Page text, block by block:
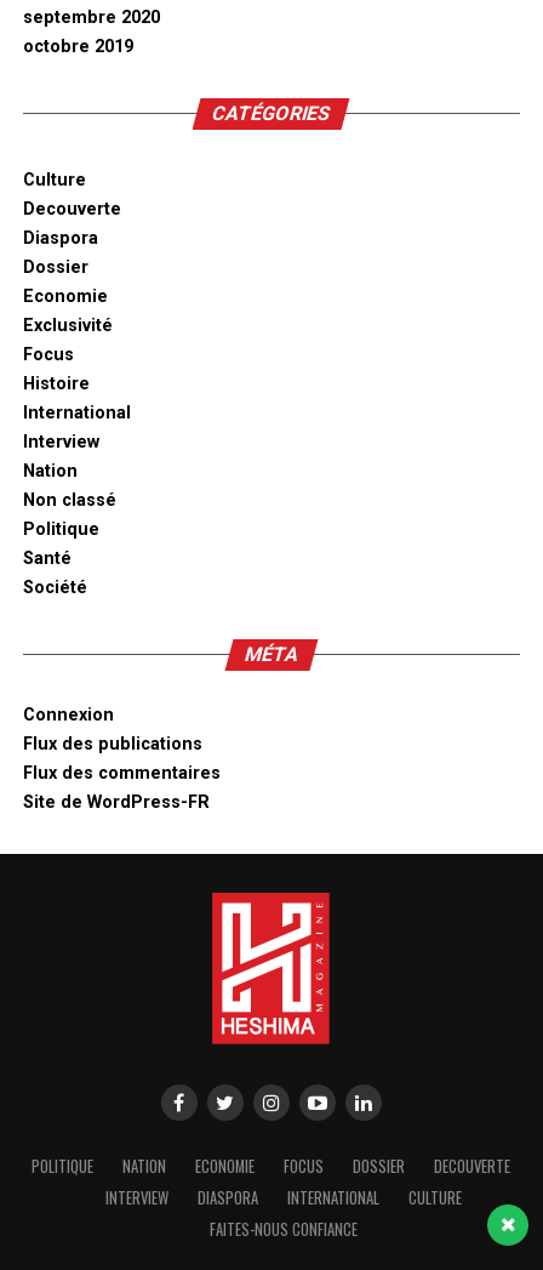
septembre 2020
octobre 2019
CATÉGORIES
Culture
Decouverte
Diaspora
Dossier
Economie
Exclusivité
Focus
Histoire
International
Interview
Nation
Non classé
Politique
Santé
Société
MÉTA
Connexion
Flux des publications
Flux des commentaires
Site de WordPress-FR
POLITIQUE NATION ECONOMIE FOCUS DOSSIER
DECOUVERTE
INTERVIEW
DIASPORA INTERNATIONAL
CULTURE
FAITES-NOUS CONFIANCE
Notre rédaction est là pour répondre à
toutes vos préoccupations. N'hésitez
Bonjour, comment puis-je vous